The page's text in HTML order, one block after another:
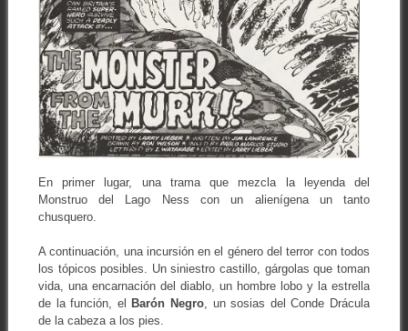
En primer lugar, una trama que mezcla la leyenda del
Monstruo del Lago Ness con un alienígena un tanto
chusquero.
A continuación, una incursión en el género del terror con todos
los tópicos posibles. Un siniestro castillo, gárgolas que toman
vida, una encarnación del diablo, un hombre lobo y la estrella
de la función, el
Barón Negro, un sosias del Conde Drácula
de la cabeza a los pies.